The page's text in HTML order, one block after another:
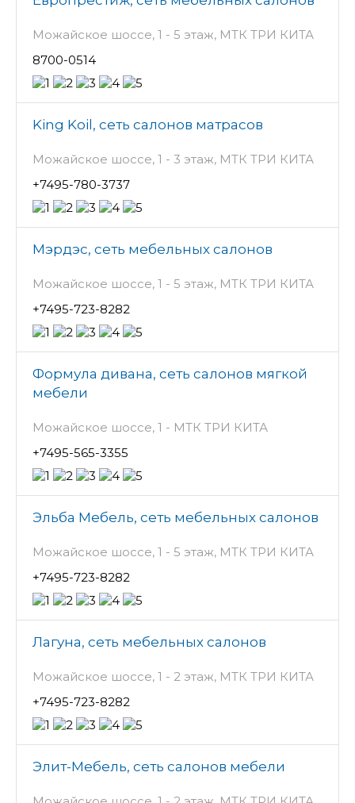
Можайское шоссе, 1 - 5 этаж, МТК ТРИ КИТА
8700-0514
King Koil, сеть салонов матрасов
Можайское шоссе, 1 - 3 этаж, МТК ТРИ КИТА
+7495-780-3737
Мэрдэс, сеть мебельных салонов
Можайское шоссе, 1 - 5 этаж, МТК ТРИ КИТА
+7495-723-8282
Формула дивана, сеть салонов мягкой
мебели
Можайское шоссе, 1 - МТК ТРИ КИТА
+7495-565-3355
Эльба Мебель, сеть мебельных салонов
Можайское шоссе, 1 - 5 этаж, МТК ТРИ КИТА
+7495-723-8282
Лагуна, сеть мебельных салонов
Можайское шоссе, 1 - 2 этаж, МТК ТРИ КИТА
+7495-723-8282
Элит-Мебель, сеть салонов мебели